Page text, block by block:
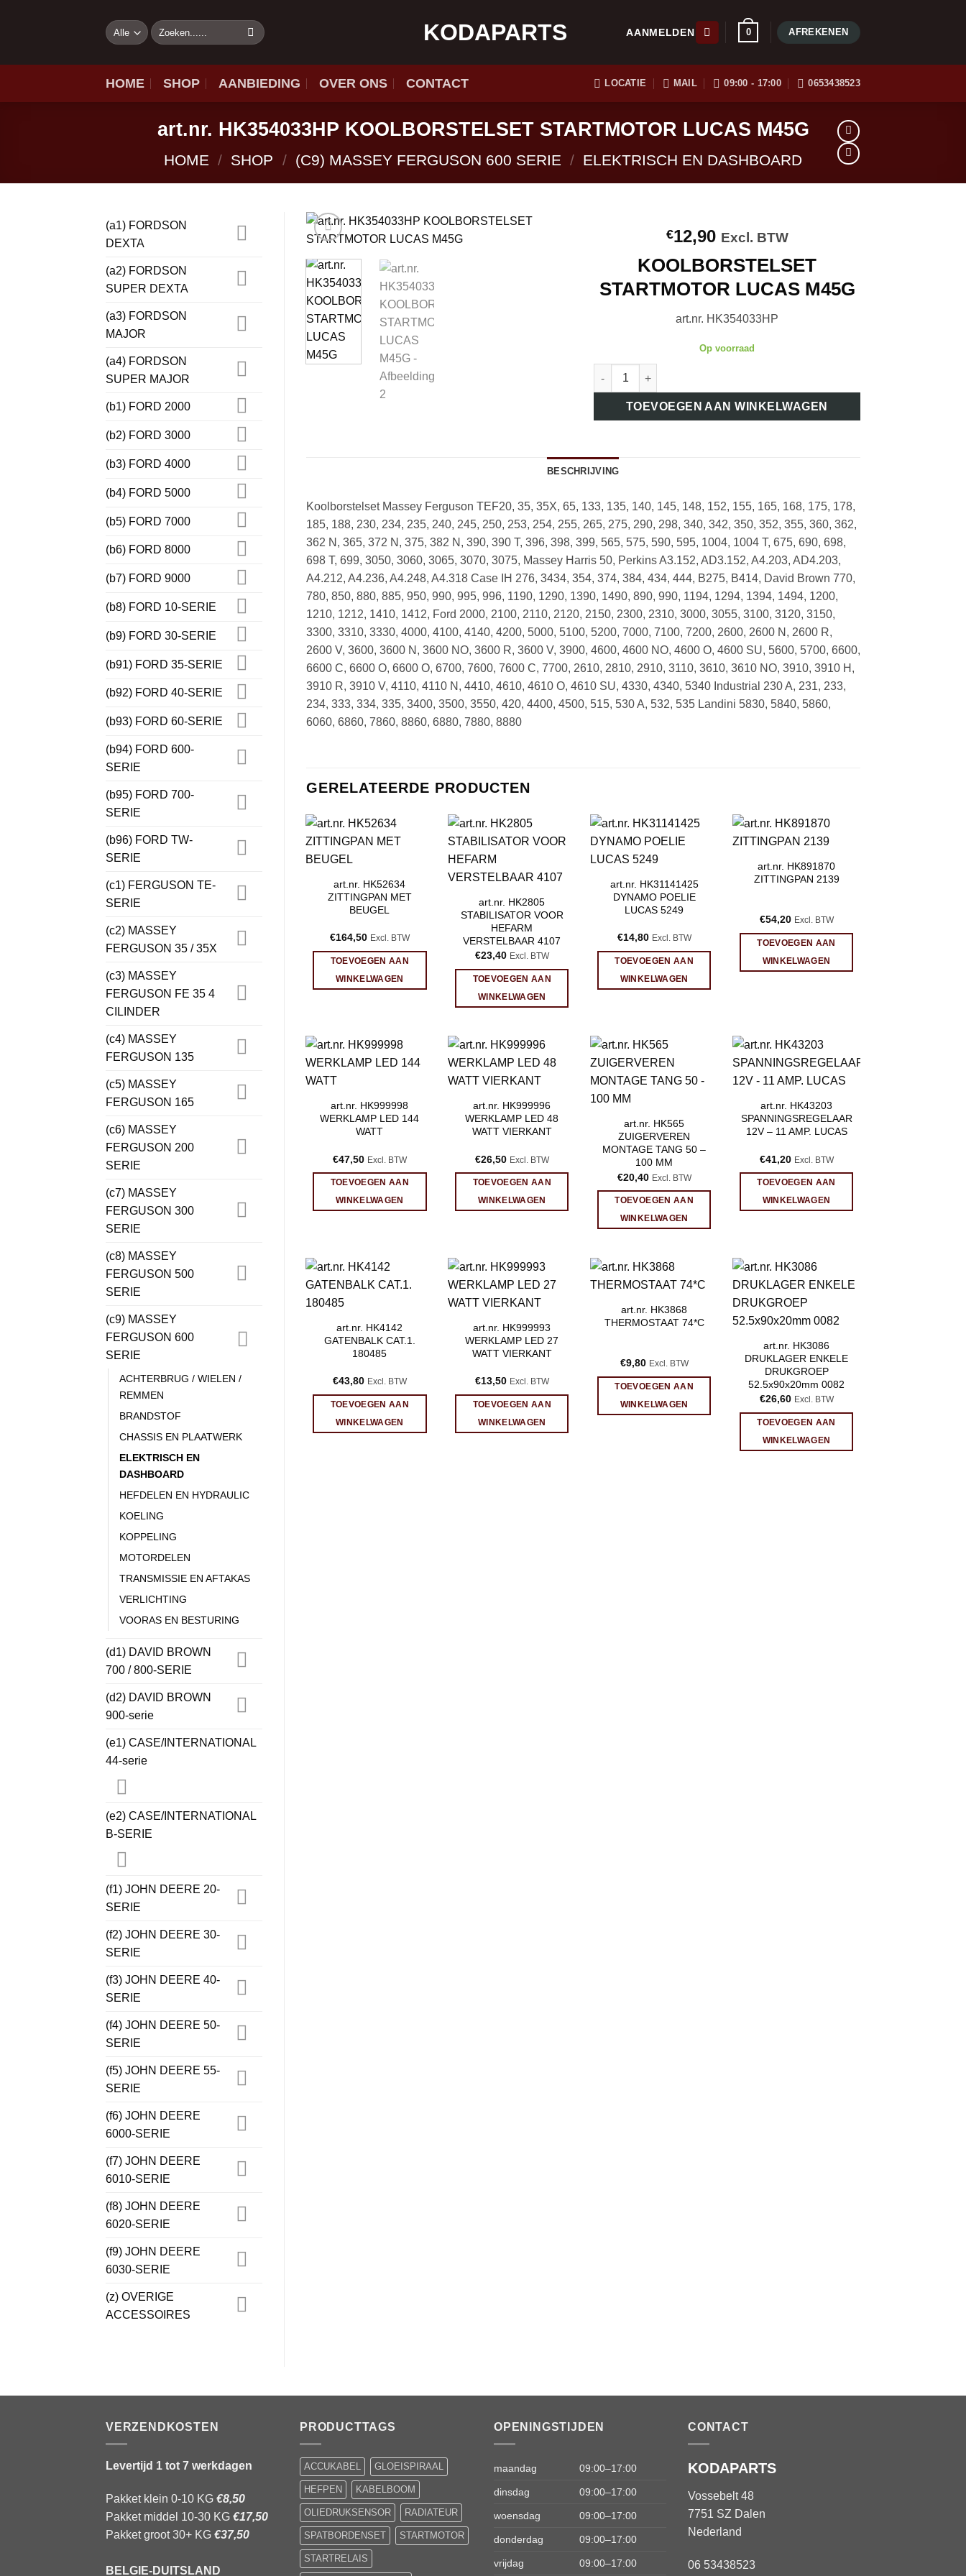
KODAPARTS
Zoeken
naar:
AANMELDEN 0 AFREKENEN
HOME SHOP AANBIEDING OVER ONS CONTACT LOCATIE MAIL 09:00 - 17:00 0653438523
art.nr. HK354033HP KOOLBORSTELSET STARTMOTOR LUCAS M45G
HOME / SHOP / (C9) MASSEY FERGUSON 600 SERIE / ELEKTRISCH EN DASHBOARD
(a1) FORDSON
DEXTA
(a2) FORDSON
SUPER DEXTA
(a3) FORDSON
MAJOR
(a4) FORDSON
SUPER MAJOR
(b1) FORD 2000
(b2) FORD 3000
(b3) FORD 4000
(b4) FORD 5000
(b5) FORD 7000
(b6) FORD 8000
(b7) FORD 9000
(b8) FORD 10-SERIE
(b9) FORD 30-SERIE
(b91) FORD 35-SERIE
(b92) FORD 40-SERIE
(b93) FORD 60-SERIE
(b94) FORD 600-
SERIE
(b95) FORD 700-
SERIE
(b96) FORD TW-
SERIE
(c1) FERGUSON TE-
SERIE
(c2) MASSEY
FERGUSON 35 / 35X
(c3) MASSEY
FERGUSON FE 35 4
CILINDER
(c4) MASSEY
FERGUSON 135
(c5) MASSEY
FERGUSON 165
(c6) MASSEY
FERGUSON 200
SERIE
(c7) MASSEY
FERGUSON 300
SERIE
(c8) MASSEY
FERGUSON 500
SERIE
(c9) MASSEY
FERGUSON 600
SERIE
ACHTERBRUG / WIELEN /
REMMEN
BRANDSTOF
CHASSIS EN PLAATWERK
ELEKTRISCH EN
DASHBOARD
HEFDELEN EN HYDRAULIC
KOELING
KOPPELING
MOTORDELEN
TRANSMISSIE EN AFTAKAS
VERLICHTING
VOORAS EN BESTURING
(d1) DAVID BROWN
700 / 800-SERIE
(d2) DAVID BROWN
900-serie
(e1) CASE/INTERNATIONAL
44-serie
(e2) CASE/INTERNATIONAL
B-SERIE
(f1) JOHN DEERE 20-
SERIE
(f2) JOHN DEERE 30-
SERIE
(f3) JOHN DEERE 40-
SERIE
(f4) JOHN DEERE 50-
SERIE
(f5) JOHN DEERE 55-
SERIE
(f6) JOHN DEERE
6000-SERIE
(f7) JOHN DEERE
6010-SERIE
(f8) JOHN DEERE
6020-SERIE
(f9) JOHN DEERE
6030-SERIE
(z) OVERIGE
ACCESSOIRES
€12,90 Excl. BTW
KOOLBORSTELSET
STARTMOTOR LUCAS M45G
art.nr. HK354033HP
Op voorraad
art.nr. HK354033HP KOOLBORSTELSET STARTMOTOR LUCAS M45G aantal
TOEVOEGEN AAN WINKELWAGEN
BESCHRIJVING
Koolborstelset Massey Ferguson TEF20, 35, 35X, 65, 133, 135, 140, 145, 148, 152, 155, 165, 168, 175, 178,
185, 188, 230, 234, 235, 240, 245, 250, 253, 254, 255, 265, 275, 290, 298, 340, 342, 350, 352, 355, 360, 362,
362 N, 365, 372 N, 375, 382 N, 390, 390 T, 396, 398, 399, 565, 575, 590, 595, 1004, 1004 T, 675, 690, 698,
698 T, 699, 3050, 3060, 3065, 3070, 3075, Massey Harris 50, Perkins A3.152, AD3.152, A4.203, AD4.203,
A4.212, A4.236, A4.248, A4.318 Case IH 276, 3434, 354, 374, 384, 434, 444, B275, B414, David Brown 770,
780, 850, 880, 885, 950, 990, 995, 996, 1190, 1290, 1390, 1490, 890, 990, 1194, 1294, 1394, 1494, 1200,
1210, 1212, 1410, 1412, Ford 2000, 2100, 2110, 2120, 2150, 2300, 2310, 3000, 3055, 3100, 3120, 3150,
3300, 3310, 3330, 4000, 4100, 4140, 4200, 5000, 5100, 5200, 7000, 7100, 7200, 2600, 2600 N, 2600 R,
2600 V, 3600, 3600 N, 3600 NO, 3600 R, 3600 V, 3900, 4600, 4600 NO, 4600 O, 4600 SU, 5600, 5700, 6600,
6600 C, 6600 O, 6600 O, 6700, 7600, 7600 C, 7700, 2610, 2810, 2910, 3110, 3610, 3610 NO, 3910, 3910 H,
3910 R, 3910 V, 4110, 4110 N, 4410, 4610, 4610 O, 4610 SU, 4330, 4340, 5340 Industrial 230 A, 231, 233,
234, 333, 334, 335, 3400, 3500, 3550, 420, 4400, 4500, 515, 530 A, 532, 535 Landini 5830, 5840, 5860,
6060, 6860, 7860, 8860, 6880, 7880, 8880
GERELATEERDE PRODUCTEN
art.nr. HK52634
ZITTINGPAN MET
BEUGEL
€164,50 Excl. BTW
TOEVOEGEN AAN
WINKELWAGEN
art.nr. HK2805
STABILISATOR VOOR
HEFARM
VERSTELBAAR 4107
€23,40 Excl. BTW
TOEVOEGEN AAN
WINKELWAGEN
art.nr. HK31141425
DYNAMO POELIE
LUCAS 5249
€14,80 Excl. BTW
TOEVOEGEN AAN
WINKELWAGEN
art.nr. HK891870
ZITTINGPAN 2139
€54,20 Excl. BTW
TOEVOEGEN AAN
WINKELWAGEN
art.nr. HK999998
WERKLAMP LED 144
WATT
€47,50 Excl. BTW
TOEVOEGEN AAN
WINKELWAGEN
art.nr. HK999996
WERKLAMP LED 48
WATT VIERKANT
€26,50 Excl. BTW
TOEVOEGEN AAN
WINKELWAGEN
art.nr. HK565
ZUIGERVEREN
MONTAGE TANG 50 –
100 MM
€20,40 Excl. BTW
TOEVOEGEN AAN
WINKELWAGEN
art.nr. HK43203
SPANNINGSREGELAAR
12V – 11 AMP. LUCAS
€41,20 Excl. BTW
TOEVOEGEN AAN
WINKELWAGEN
art.nr. HK4142
GATENBALK CAT.1.
180485
€43,80 Excl. BTW
TOEVOEGEN AAN
WINKELWAGEN
art.nr. HK999993
WERKLAMP LED 27
WATT VIERKANT
€13,50 Excl. BTW
TOEVOEGEN AAN
WINKELWAGEN
art.nr. HK3868
THERMOSTAAT 74*C
€9,80 Excl. BTW
TOEVOEGEN AAN
WINKELWAGEN
art.nr. HK3086
DRUKLAGER ENKELE
DRUKGROEP
52.5x90x20mm 0082
€26,60 Excl. BTW
TOEVOEGEN AAN
WINKELWAGEN
VERZENDKOSTEN
Levertijd 1 tot 7 werkdagen
Pakket klein 0-10 KG €8,50
Pakket middel 10-30 KG €17,50
Pakket groot 30+ KG €37,50
BELGIE-DUITSLAND
PRODUCTTAGS
ACCUKABEL GLOEISPIRAAL
HEFPEN KABELBOOM
OLIEDRUKSENSOR RADIATEUR
SPATBORDENSET STARTMOTOR
STARTRELAIS
OPENINGSTIJDEN
maandag 09:00–17:00
dinsdag 09:00–17:00
woensdag 09:00–17:00
donderdag 09:00–17:00
vrijdag 09:00–17:00
CONTACT
KODAPARTS
Vossebelt 48
7751 SZ Dalen
Nederland
06 53438523